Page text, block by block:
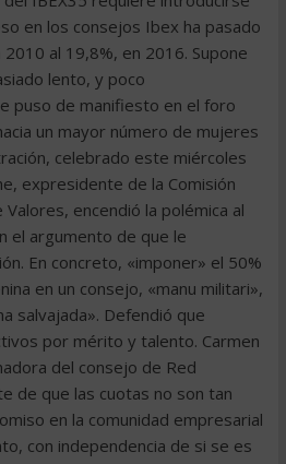
en los consejos Ibex ha pasado
al 19,8%, en 2016. Supone
lento, y poco
puso de manifiesto en el foro
un mayor número de mujeres
celebrado este miércoles
expresidente de la Comisión
encendió la polémica al
el argumento de que le
En concreto, «imponer» el 50%
en un consejo, «manu militari»,
salvajada». Defendió que
por mérito y talento. Carmen
del consejo de Red
de que las cuotas no son tan
en la comunidad empresarial
con independencia de si se es